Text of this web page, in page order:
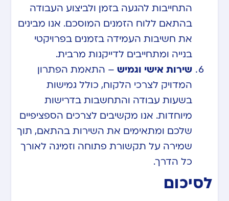
התחייבות להגעה בזמן ולביצוע העבודה
בהתאם ללוח הזמנים המוסכם. אנו מבינים
את חשיבות העמידה בזמנים בפרויקטי
בנייה ומתחייבים לדייקנות מרבית.
שירות אישי וגמיש – התאמת הפתרון
המדויק לצרכי הלקוח, כולל גמישות
בשעות עבודה והתחשבות בדרישות
מיוחדות. אנו מקשיבים לצרכים הספציפיים
שלכם ומתאימים את השירות בהתאם, תוך
שמירה על תקשורת פתוחה וזמינה לאורך
כל הדרך.
לסיכום